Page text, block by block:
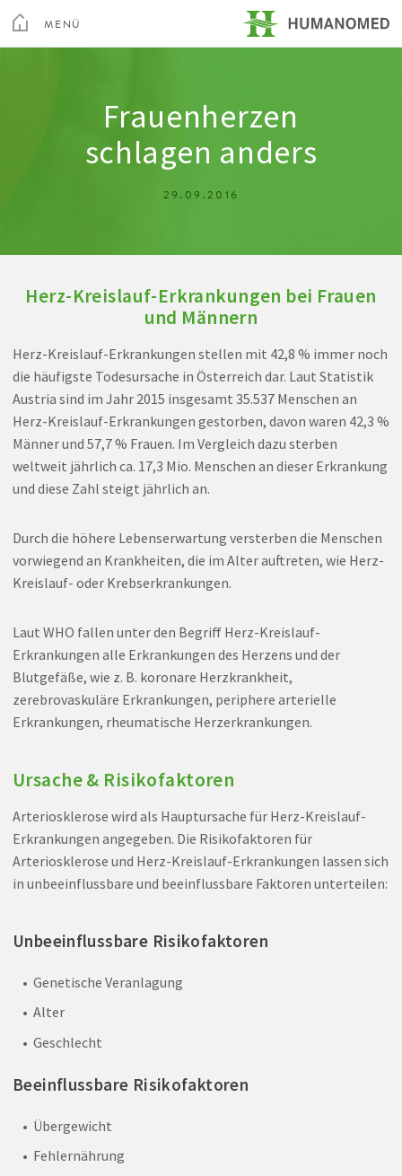
Menu
MENÜ
Privatklinik Villach
Magazin Karriere
Frauenherzen
schlagen anders
29.09.2016
Herz-Kreislauf-Erkrankungen bei Frauen
und Männern
Herz-Kreislauf-Erkrankungen stellen mit 42,8 % immer noch
die häufigste Todesursache in Österreich dar. Laut Statistik
Austria sind im Jahr 2015 insgesamt 35.537 Menschen an
Herz-Kreislauf-Erkrankungen gestorben, davon waren 42,3 %
Männer und 57,7 % Frauen. Im Vergleich dazu sterben
weltweit jährlich ca. 17,3 Mio. Menschen an dieser Erkrankung
und diese Zahl steigt jährlich an.
Durch die höhere Lebenserwartung versterben die Menschen
vorwiegend an Krankheiten, die im Alter auftreten, wie Herz-
Kreislauf- oder Krebserkrankungen.
Laut WHO fallen unter den Begriff Herz-Kreislauf-
Erkrankungen alle Erkrankungen des Herzens und der
Blutgefäße, wie z. B. koronare Herzkrankheit,
zerebrovaskuläre Erkrankungen, periphere arterielle
Erkrankungen, rheumatische Herzerkrankungen.
Ursache & Risikofaktoren
Arteriosklerose wird als Hauptursache für Herz-Kreislauf-
Erkrankungen angegeben. Die Risikofaktoren für
Arteriosklerose und Herz-Kreislauf-Erkrankungen lassen sich
in unbeeinflussbare und beeinflussbare Faktoren unterteilen:
Unbeeinflussbare Risikofaktoren
Genetische Veranlagung
Alter
Geschlecht
Beeinflussbare Risikofaktoren
Übergewicht
Fehlernährung